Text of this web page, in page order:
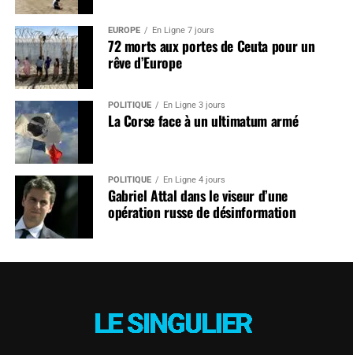
EUROPE En Ligne 7 jours
72 morts aux portes de Ceuta pour un
rêve d’Europe
POLITIQUE En Ligne 3 jours
La Corse face à un ultimatum armé
POLITIQUE En Ligne 4 jours
Gabriel Attal dans le viseur d’une
opération russe de désinformation